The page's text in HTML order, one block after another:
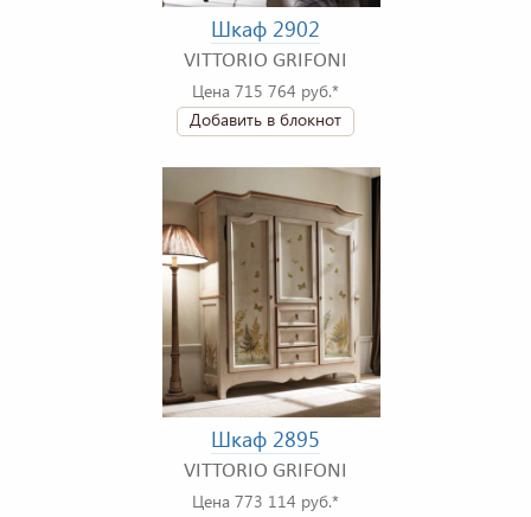
Шкаф 2902
VITTORIO GRIFONI
Цена 715 764 руб.*
Добавить в блокнот
Шкаф 2895
VITTORIO GRIFONI
Цена 773 114 руб.*